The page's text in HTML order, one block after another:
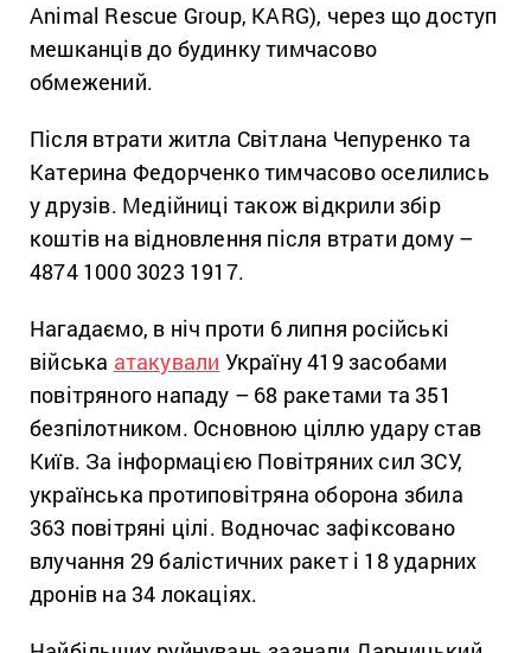
Animal Rescue Group, KARG), через що доступ
мешканців до будинку тимчасово
обмежений.
Після втрати житла Світлана Чепуренко та
Катерина Федорченко тимчасово оселились
у друзів. Медійниці також відкрили збір
коштів на відновлення після втрати дому –
4874 1000 3023 1917.
Нагадаємо, в ніч проти 6 липня російські
війська атакували Україну 419 засобами
повітряного нападу – 68 ракетами та 351
безпілотником. Основною ціллю удару став
Київ. За інформацією Повітряних сил ЗСУ,
українська протиповітряна оборона збила
363 повітряні цілі. Водночас зафіксовано
влучання 29 балістичних ракет і 18 ударних
дронів на 34 локаціях.